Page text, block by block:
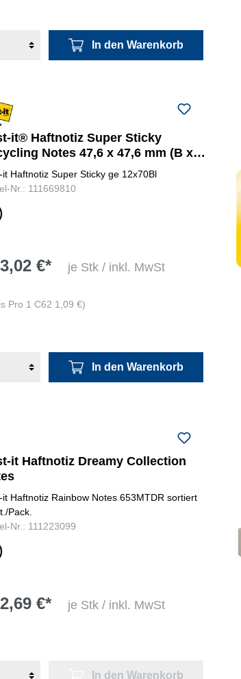
In den Warenkorb
it® Haftnotiz Super Sticky
Notes 47,6 x 47,6 mm (B x
it Haftnotiz Super Sticky ge 12x70Bl
Nr.: 111669810
€* je Stk / inkl. MwSt
Pro 1 C62 1,09 €)
In den Warenkorb
it Haftnotiz Dreamy Collection
it Haftnotiz Rainbow Notes 653MTDR sortiert
Pack.
Nr.: 111223099
€* je Stk / inkl. MwSt
In den Warenkorb